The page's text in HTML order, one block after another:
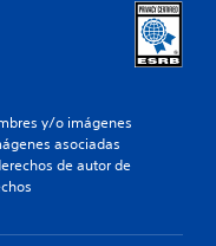
y/o imágenes
asociadas
de autor de